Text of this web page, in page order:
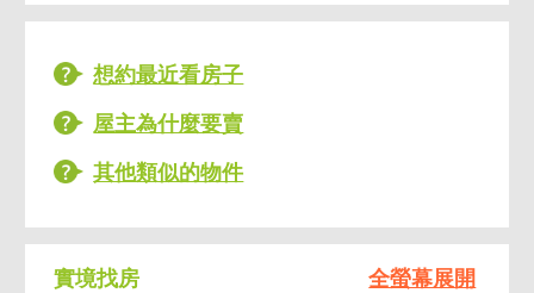
級生活品質，還是置產收租、個人工作室規
場上可遇不可求的稀有物件！
忠孝復興站近在咫尺： 步行即可抵達板南線與
義計畫區、台北車站、南港軟體園區或內湖科
技園區，皆能快速抵達。
想約最近看房子
屋主為什麼要賣
其他類似的物件
實境找房 全螢幕展開